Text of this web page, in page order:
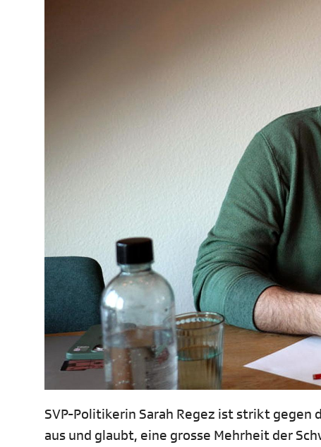
SVP-Politikerin Sarah Regez ist strikt gegen
aus und glaubt, eine grosse Mehrheit der